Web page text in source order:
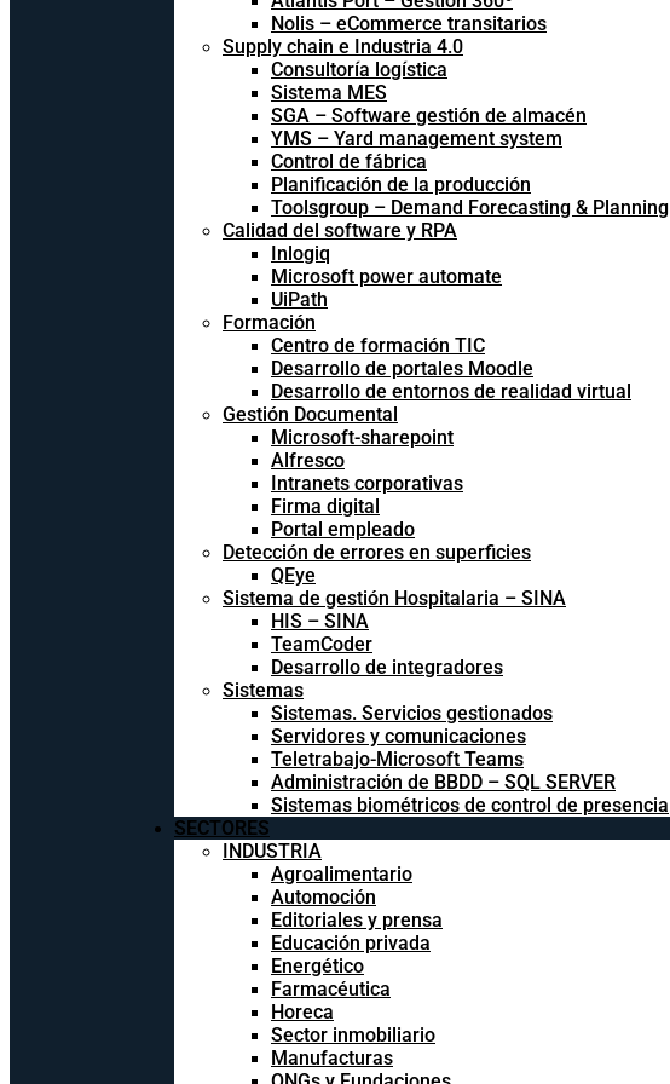
Nolis – eCommerce transitarios
Supply chain e Industria 4.0
Consultoría logística
Sistema MES
SGA – Software gestión de almacén
YMS – Yard management system
Control de fábrica
Planificación de la producción
Toolsgroup – Demand Forecasting & Planning
Calidad del software y RPA
Inlogiq
Microsoft power automate
UiPath
Formación
Centro de formación TIC
Desarrollo de portales Moodle
Desarrollo de entornos de realidad virtual
Gestión Documental
Microsoft-sharepoint
Alfresco
Intranets corporativas
Firma digital
Portal empleado
Detección de errores en superficies
QEye
Sistema de gestión Hospitalaria – SINA
HIS – SINA
TeamCoder
Desarrollo de integradores
Sistemas
Sistemas. Servicios gestionados
Servidores y comunicaciones
Teletrabajo-Microsoft Teams
Administración de BBDD – SQL SERVER
Sistemas biométricos de control de presencia
SECTORES
INDUSTRIA
Agroalimentario
Automoción
Editoriales y prensa
Educación privada
Energético
Farmacéutica
Horeca
Sector inmobiliario
Manufacturas